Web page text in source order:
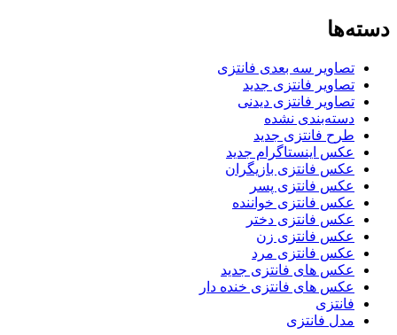
دسته‌ها
تصاویر سه بعدی فانتزی
تصاویر فانتزی جدید
تصاویر فانتزی دیدنی
دسته‌بندی نشده
طرح فانتزی جدید
عکس اینستاگرام جدید
عکس فانتزی بازیگران
عکس فانتزی پسر
عکس فانتزی خواننده
عکس فانتزی دختر
عکس فانتزی زن
عکس فانتزی مرد
عکس های فانتزی جدید
عکس های فانتزی خنده دار
فانتزی
مدل فانتزی